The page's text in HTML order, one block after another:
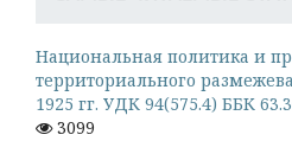
Национальная политика и
территориального
1925 гг. УДК 94(575.4) ББК
3099